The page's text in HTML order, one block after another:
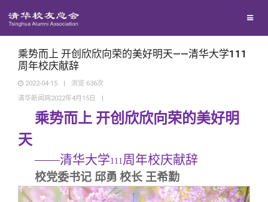
地区联络
年级联络
院系校友工作
专业委员会
兴趣群体
回馈母校
捐赠项目
捐赠新闻
捐赠纪事
捐赠方法
媒体平台
《清华校友通讯》
《水木清华》
我要订阅
百年清华
清华人物
清华故事
校友服务
终身学习
校友总会
乘势而上 开创欣欣向荣的美好明天——清华大学111
周年校庆献辞
2022-04-15 | 浏览 636次
清华新闻网2022年4月15日
|
乘势而上 开创欣欣向荣的美好明
天
——清华大学111周年校庆献辞
校党委书记 邱勇 校长 王希勤